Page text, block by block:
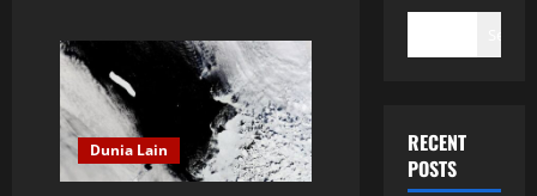
Dunia Lain
RECENT
POSTS